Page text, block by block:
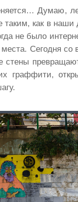
Думаю,
таким, как в наши
не было
Сегодня со
стены
граффити,